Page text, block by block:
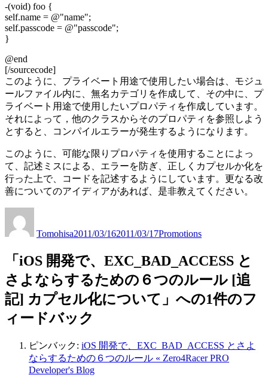
-(void) foo {
self.name = @"name";
self.passcode = @"passcode";
}
@end
[/sourcecode]
このように、プライベート用途で使用したい場合は、モジュ
ールファイル内に、無名カテゴリを作成して、その中に、プ
ライベート用途で使用したいプロパティを作成しています。
それによって，他のクラスからそのプロパティを参照しよう
とすると、コンパイルエラーが発生するようになります。
このように、可能な限りプロパティを使用することによっ
て、記述ミスによる、エラーを防ぎ、正しくカプセルか化を
行った上で、コードを記述するようにしています。更なる改
善についてのアイディアがあれば、是非教えてください。
者
Tomohisa日:
2011/03/162011/03/17ゴ
ー
Promotions
「iOS 開発で、EXC_BAD_ACCESS と
さよならするための６つのルール [追
記] カプセル化について」への1件のフ
ィードバック
ピンバック: iOS 開発で、EXC_BAD_ACCESS とさよ
ならするための６つのルール « Zero4Racer PRO
Developer's Blog